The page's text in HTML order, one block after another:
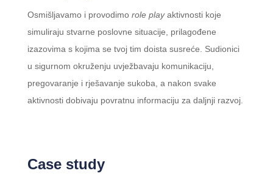
Osmišljavamo i provodimo role playaktivnosti koje
simuliraju stvarne poslovne situacije, prilagođene
izazovima s kojima se tvoj tim doista susreće. Sudionici
u sigurnom okruženju uvježbavaju komunikaciju,
pregovaranje i rješavanje sukoba, a nakon svake
aktivnosti dobivaju povratnu informaciju za daljnji razvoj.
Case study